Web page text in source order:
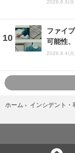
2026.8.5(
ファイ
可能性
2026.8.4(
ホーム › インシデント・